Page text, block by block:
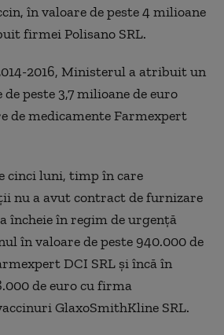
în valoare de peste 4 milioane
firmei Polisano SRL.
2016, Ministerul a atribuit un
peste 3,7 milioane de euro
de medicamente Farmexpert
cinci luni, timp în care
nu a avut contract de furnizare
încheie în regim de urgenţă
în valoare de peste 940.000 de
DCI SRL şi încă în
de euro cu firma
GlaxoSmithKline SRL.